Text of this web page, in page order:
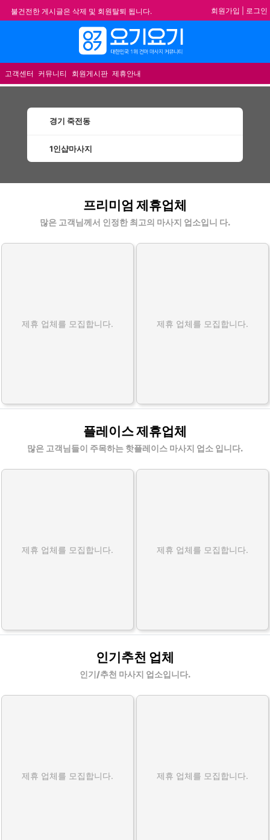
불건전한 게시글은 삭제 및 회원탈퇴 됩니다.
합법적이고 건전한 업체와 광고를 제휴합니다.
★요기요기 설 연휴 휴무 안내★
★ 요기요기 업체회원 안내사항 ★
회원가입 로그인
고객센터 커뮤니티 회원게시판 제휴안내
경기 죽전동
1인샵마사지
프리미엄 제휴업체
많은 고객님께서 인정한 최고의 마사지 업소입니 다.
제휴 업체를 모집합니다. 제휴 업체를 모집합니다.
플레이스 제휴업체
많은 고객님들이 주목하는 핫플레이스 마사지 업소 입니다.
제휴 업체를 모집합니다. 제휴 업체를 모집합니다.
인기추천 업체
인기/추천 마사지 업소입니다.
제휴 업체를 모집합니다. 제휴 업체를 모집합니다.